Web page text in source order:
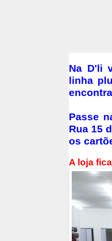
Na D'li
linha
Passe
Rua 15
os
A loja